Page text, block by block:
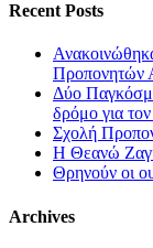
Recent Posts
Προπονητών
Δύο
δρόμο για
Σχολή
Η Θεανώ
Θρηνούν οι
Archives